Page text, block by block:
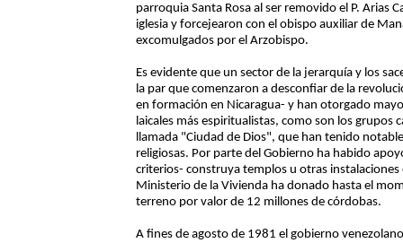
parroquia Santa Rosa al ser removido el P. Arias
iglesia y forcejearon con el obispo auxiliar de
excomulgados por el Arzobispo.
Es evidente que un sector de la jerarquía y los
la par que comenzaron a desconfiar de la
en formación en Nicaragua- y han otorgado
laicales más espiritualistas, como son los grupos
llamada "Ciudad de Dios", que han tenido
religiosas. Por parte del Gobierno ha habido
criterios- construya templos u otras
Ministerio de la Vivienda ha donado hasta el
terreno por valor de 12 millones de córdobas.
A fines de agosto de 1981 el gobierno